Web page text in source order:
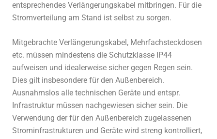
entsprechendes Verlängerungskabel mitbringen. Für die
Stromverteilung am Stand ist selbst zu sorgen.
Mitgebrachte Verlängerungskabel, Mehrfachsteckdosen
etc. müssen mindestens die Schutzklasse IP44
aufweisen und idealerweise sicher gegen Regen sein.
Dies gilt insbesondere für den Außenbereich.
Ausnahmslos alle technischen Geräte und entspr.
Infrastruktur müssen nachgewiesen sicher sein. Die
Verwendung der für den Außenbereich zugelassenen
Strominfrastrukturen und Geräte wird streng kontrolliert,